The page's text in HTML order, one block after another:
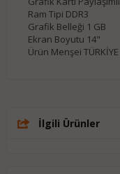
Ram Tipi DDR3
Grafik Belleği 1 GB
Ekran Boyutu 14"
Ürün Menşei TÜRKİYE
İlgili Ürünler